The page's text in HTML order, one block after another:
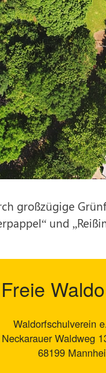
großzügige
und
Freie
Waldorfschulverein
Neckarauer Waldweg
68199